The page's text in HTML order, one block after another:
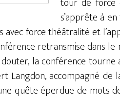
s’apprête à
avec force théâtralité et
retransmise dans
douter, la conférence
Langdon, accompagné
quête éperdue de mots